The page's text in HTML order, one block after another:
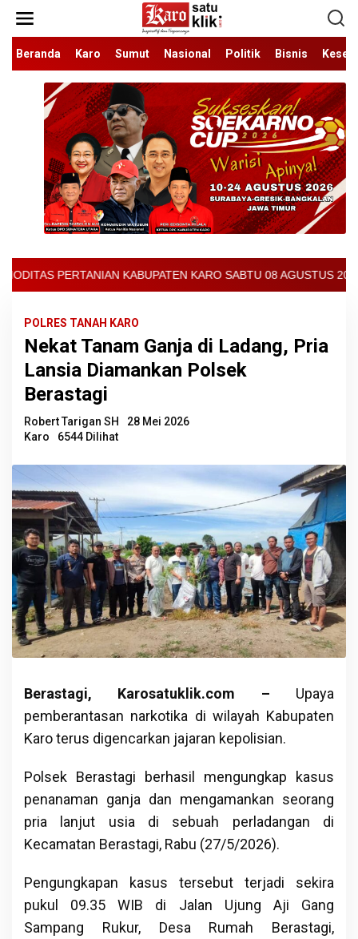
konten
Beranda
Karo Sumut Nasional Politik Bisnis
KABUPATEN KARO SABTU 08 AGUSTUS 2026 - ARCIS
POLRES TANAH KARO
Nekat Tanam Ganja di Ladang, Pria
Lansia Diamankan Polsek
Berastagi
Robert Tarigan SH
28 Mei 2026
Karo
6544 Dilihat
Berastagi, Karosatuklik.com – Upaya
pemberantasan narkotika di wilayah Kabupaten
Karo terus digencarkan jajaran kepolisian.
Polsek Berastagi berhasil mengungkap kasus
penanaman ganja dan mengamankan seorang
pria lanjut usia di sebuah perladangan di
Kecamatan Berastagi, Rabu (27/5/2026).
Pengungkapan kasus tersebut terjadi sekira
pukul 09.35 WIB di Jalan Ujung Aji Gang
Sampang Rukur, Desa Rumah Berastagi,